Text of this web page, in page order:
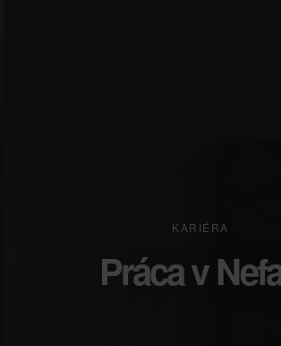
KARIÉRA
Práca v